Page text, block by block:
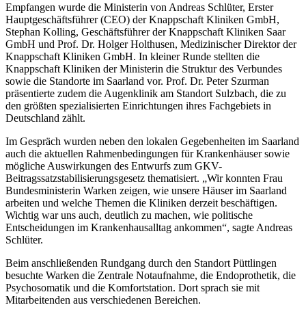
Empfangen wurde die Ministerin von Andreas Schlüter, Erster
Hauptgeschäftsführer (CEO) der Knappschaft Kliniken GmbH,
Stephan Kolling, Geschäftsführer der Knappschaft Kliniken Saar
GmbH und Prof. Dr. Holger Holthusen, Medizinischer Direktor der
Knappschaft Kliniken GmbH. In kleiner Runde stellten die
Knappschaft Kliniken der Ministerin die Struktur des Verbundes
sowie die Standorte im Saarland vor. Prof. Dr. Peter Szurman
präsentierte zudem die Augenklinik am Standort Sulzbach, die zu
den größten spezialisierten Einrichtungen ihres Fachgebiets in
Deutschland zählt.
Im Gespräch wurden neben den lokalen Gegebenheiten im Saarland
auch die aktuellen Rahmenbedingungen für Krankenhäuser sowie
mögliche Auswirkungen des Entwurfs zum GKV-
Beitragssatzstabilisierungsgesetz thematisiert. „Wir konnten Frau
Bundesministerin Warken zeigen, wie unsere Häuser im Saarland
arbeiten und welche Themen die Kliniken derzeit beschäftigen.
Wichtig war uns auch, deutlich zu machen, wie politische
Entscheidungen im Krankenhausalltag ankommen“, sagte Andreas
Schlüter.
Beim anschließenden Rundgang durch den Standort Püttlingen
besuchte Warken die Zentrale Notaufnahme, die Endoprothetik, die
Psychosomatik und die Komfortstation. Dort sprach sie mit
Mitarbeitenden aus verschiedenen Bereichen.